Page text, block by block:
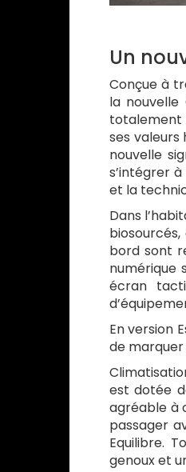
Un
Conçue à
la
totalement
ses valeurs
nouvelle
s’intégrer
et la
Dans
bord sont
numérique
écran
En version
de marquer
est dotée
agréable à
passager
Equilibre.
genoux et